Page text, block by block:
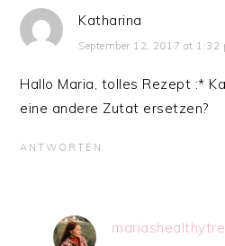
Katharina
September 12, 2017 at 1:32
Hallo Maria, tolles Rezept :*
eine andere Zutat ersetzen?
ANTWORTEN